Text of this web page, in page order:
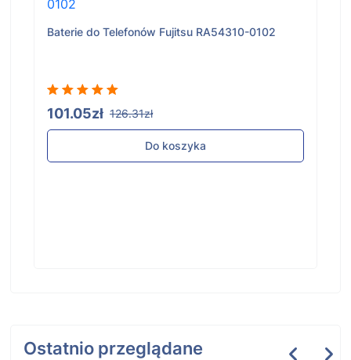
Baterie do Telefonów Fujitsu RA54310-0102
101.05zł 126.31zł
Do koszyka
Ostatnio przeglądane